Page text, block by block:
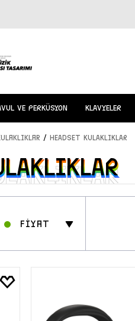
VE PERKÜSYON KLAVYELER
/ HEADSET KULAKLIKLAR
Fİyat
1.298₺ ve Altı